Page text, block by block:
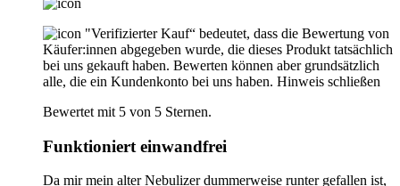
"Verifizierter Kauf“ bedeutet, dass die Bewertung von
Käufer:innen abgegeben wurde, die dieses Produkt tatsächlich
bei uns gekauft haben. Bewerten können aber grundsätzlich
alle, die ein Kundenkonto bei uns haben. Hinweis schließen
Bewertet mit 5 von 5 Sternen.
Funktioniert einwandfrei
Da mir mein alter Nebulizer dummerweise runter gefallen ist,